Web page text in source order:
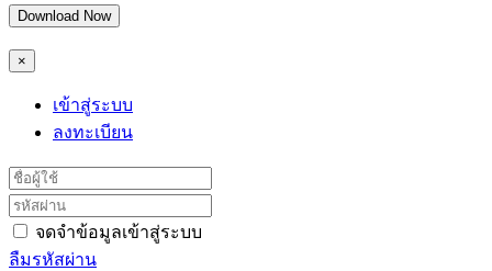
Download Now
×
เข้าสู่ระบบ
ลงทะเบียน
จดจำข้อมูลเข้าสู่ระบบ
ลืมรหัสผ่าน